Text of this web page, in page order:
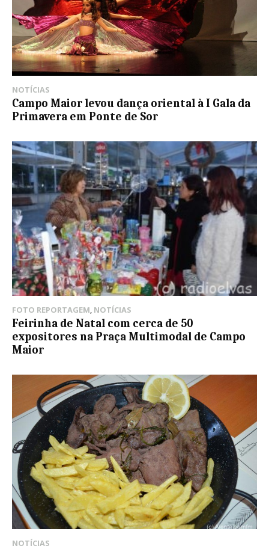
NOTÍCIAS
Campo Maior levou dança oriental à I Gala da
Primavera em Ponte de Sor
FOTO REPORTAGEM, NOTÍCIAS
Feirinha de Natal com cerca de 50
expositores na Praça Multimodal de Campo
Maior
NOTÍCIAS